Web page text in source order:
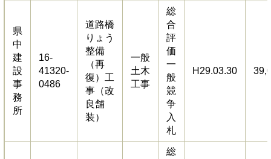
県
中
建
設
事
務
所
16-
41320-
0486
道路橋
りょう
整備
（再
復）工
事（改
良舗
装）
一般
土木
工事
総
合
評
価
一
般
競
争
入
札
H29.03.30
総